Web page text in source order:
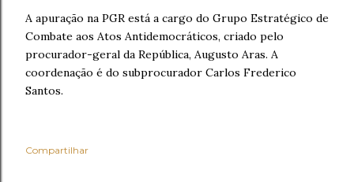
A apuração na PGR está a cargo do Grupo Estratégico de
Combate aos Atos Antidemocráticos, criado pelo
procurador-geral da República, Augusto Aras. A
coordenação é do subprocurador Carlos Frederico
Santos.
Compartilhar